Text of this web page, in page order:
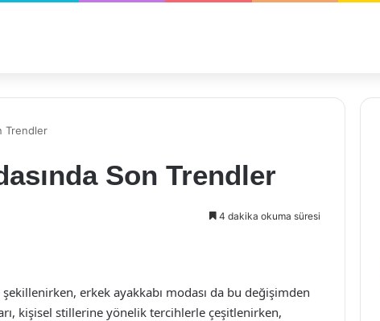
Trendler
Son Trendler
4 dakika okuma süresi
erkek ayakkabı modası da bu değişimden
kişisel stillerine yönelik tercihlerle çeşitlenirken,